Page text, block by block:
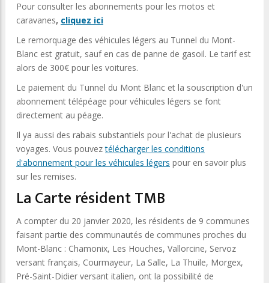
Pour consulter les abonnements pour les motos et
caravanes, cliquez ici
Le remorquage des véhicules légers au Tunnel du Mont-
Blanc est gratuit, sauf en cas de panne de gasoil. Le tarif est
alors de 300€ pour les voitures.
Le paiement du Tunnel du Mont Blanc et la souscription d'un
abonnement télépéage pour véhicules légers se font
directement au péage.
Il ya aussi des rabais substantiels pour l'achat de plusieurs
voyages. Vous pouveztélécharger les conditions
d'abonnement pour les véhicules légers pour en savoir plus
sur les remises.
La Carte résident TMB
A compter du 20 janvier 2020, les résidents de 9 communes
faisant partie des communautés de communes proches du
Mont-Blanc : Chamonix, Les Houches, Vallorcine, Servoz
versant français, Courmayeur, La Salle, La Thuile, Morgex,
Pré-Saint-Didier versant italien, ont la possibilité de